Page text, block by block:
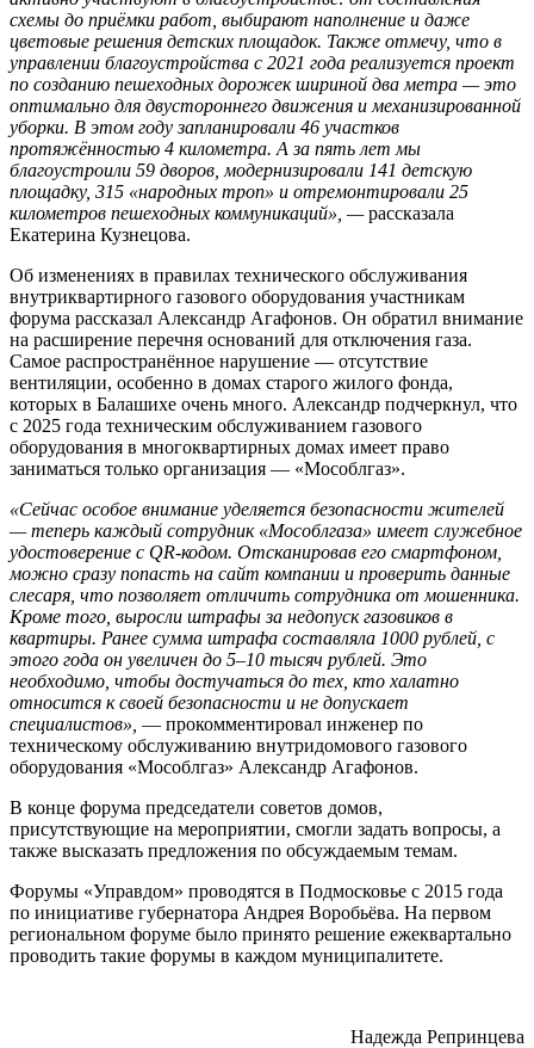
схемы до приёмки работ, выбирают наполнение и даже
цветовые решения детских площадок. Также отмечу, что в
управлении благоустройства с 2021 года реализуется проект
по созданию пешеходных дорожек шириной два метра — это
оптимально для двустороннего движения и механизированной
уборки. В этом году запланировали 46 участков
протяжённостью 4 километра. А за пять лет мы
благоустроили 59 дворов, модернизировали 141 детскую
площадку, 315 «народных троп» и отремонтировали 25
километров пешеходных коммуникаций», —рассказала
Екатерина Кузнецова.
Об изменениях в правилах технического обслуживания
внутриквартирного газового оборудования участникам
форума рассказал Александр Агафонов. Он обратил внимание
на расширение перечня оснований для отключения газа.
Самое распространённое нарушение — отсутствие
вентиляции, особенно в домах старого жилого фонда,
которых в Балашихе очень много. Александр подчеркнул, что
с 2025 года техническим обслуживанием газового
оборудования в многоквартирных домах имеет право
заниматься только организация — «Мособлгаз».
«Сейчас особое внимание уделяется безопасности жителей
— теперь каждый сотрудник «Мособлгаза» имеет служебное
удостоверение с QR-кодом. Отсканировав его смартфоном,
можно сразу попасть на сайт компании и проверить данные
слесаря, что позволяет отличить сотрудника от мошенника.
Кроме того, выросли штрафы за недопуск газовиков в
квартиры. Ранее сумма штрафа составляла 1000 рублей, с
этого года он увеличен до 5–10 тысяч рублей. Это
необходимо, чтобы достучаться до тех, кто халатно
относится к своей безопасности и не допускает
специалистов», — прокомментировал инженер по
техническому обслуживанию внутридомового газового
оборудования «Мособлгаз» Александр Агафонов.
В конце форума председатели советов домов,
присутствующие на мероприятии, смогли задать вопросы, а
также высказать предложения по обсуждаемым темам.
Форумы «Управдом» проводятся в Подмосковье с 2015 года
по инициативе губернатора Андрея Воробьёва. На первом
региональном форуме было принято решение ежеквартально
проводить такие форумы в каждом муниципалитете.
Надежда Репринцева